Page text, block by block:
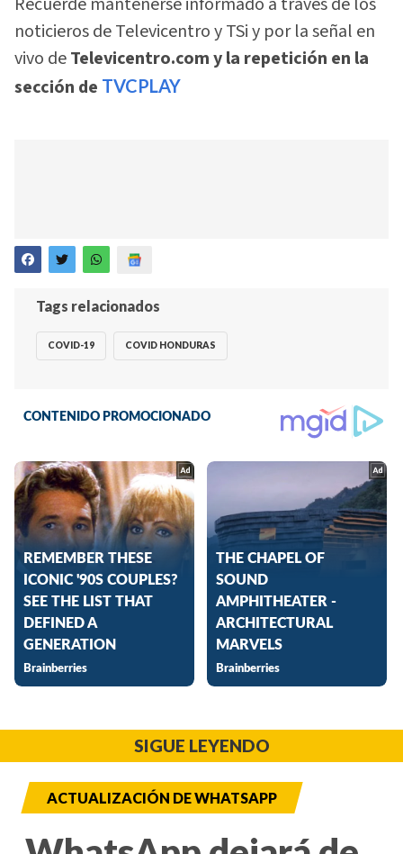
noticieros de Televicentro y TSi y por la señal en
vivo deTelevicentro.com y la repetición en la
sección de TVCPLAY
Tags relacionados
COVID-19 COVID HONDURAS
SIGUE LEYENDO
ACTUALIZACIÓN DE WHATSAPP